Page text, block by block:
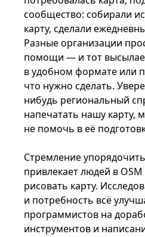
сообщество: собирали
карту, сделали
Разные организации
помощи — и тот
в удобном формате или
что нужно сделать.
нибудь региональный
напечатать нашу карту,
не помочь в её
Стремление
привлекает людей в OSM
рисовать карту.
и потребность всё
программистов на
инструментов и